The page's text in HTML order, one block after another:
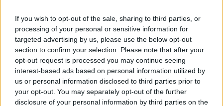
If you wish to opt-out of the sale, sharing to third parties, or
processing of your personal or sensitive information for
targeted advertising by us, please use the below opt-out
section to confirm your selection. Please note that after your
opt-out request is processed you may continue seeing
interest-based ads based on personal information utilized by
us or personal information disclosed to third parties prior to
your opt-out. You may separately opt-out of the further
disclosure of your personal information by third parties on the
Publicidad